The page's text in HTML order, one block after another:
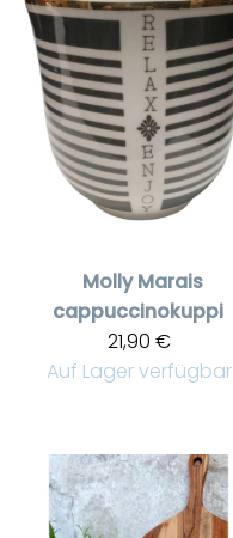
Molly Marais
cappuccinokuppi
21,90 €
Auf Lager verfügbar